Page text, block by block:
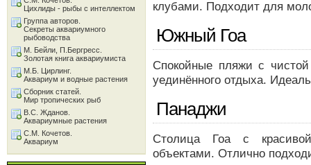
клубами. Подходит для
Южный Гоа
Спокойные пляжи с
уединённого отдыха.
Панаджи
Столица Гоа с
объектами. Отлично
Цихлиды - рыбы с интеллектом
Группа авторов.
Секреты аквариумного
рыбоводства
М. Бейли, П.Бергресс.
Золотая книга аквариумиста
М.Б. Цирлинг.
Аквариум и водные растения
Сборник статей.
Мир тропических рыб
В.С. Жданов.
Аквариумные растения
С.М. Кочетов.
Аквариум